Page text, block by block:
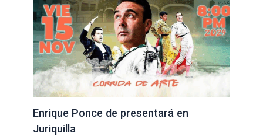
Enrique Ponce de presentará en
Juriquilla